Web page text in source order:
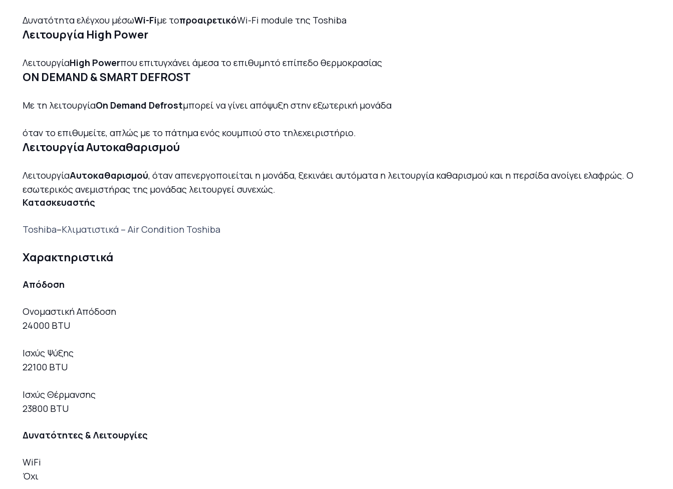
Δυνατότητα ελέγχου μέσωWi-Fiμε τοπροαιρετικόWi-Fi module της Toshiba
Λειτουργία High Power
ΛειτουργίαHigh Powerπου επιτυγχάνει άμεσα το επιθυμητό επίπεδο θερμοκρασίας
ON DEMAND & SMART DEFROST
Mε τη λειτουργίαOn Demand Defrostμπορεί να γίνει απόψυξη στην εξωτερική μονάδα
όταν το επιθυμείτε, απλώς με το πάτημα ενός κουμπιού στο τηλεχειριστήριο.
Λειτουργία Αυτοκαθαρισμού
ΛειτουργίαΑυτοκαθαρισμού, όταν απενεργοποιείται η μονάδα, ξεκινάει αυτόματα η λειτουργία καθαρισμού και η περσίδα ανοίγει ελαφρώς. Ο
εσωτερικός ανεμιστήρας της μονάδας λειτουργεί συνεχώς.
Κατασκευαστής
Toshiba–Κλιματιστικά – Air Condition Toshiba
Χαρακτηριστικά
Απόδοση
Ονομαστική Απόδοση
24000 BTU
Ισχύς Ψύξης
22100 BTU
Ισχύς Θέρμανσης
23800 BTU
Δυνατότητες & Λειτουργίες
WiFi
Όχι